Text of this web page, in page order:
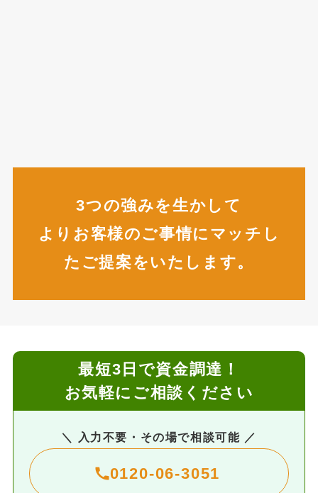
3つの強みを生かして
よりお客様のご事情にマッチし
たご提案をいたします。
最短3日で資金調達！
お気軽にご相談ください
＼ 入力不要・その場で相談可能 ／
0120-06-3051